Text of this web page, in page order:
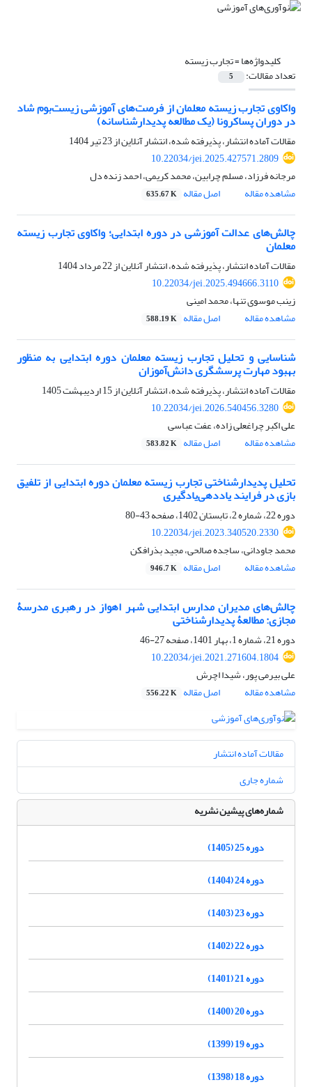
کلیدواژه‌ها =تجارب زیسته
تعداد مقالات: 5
واکاوی تجارب ‌زیسته ‌معلمان از فرصت‌های آموزشی زیست‌بوم شاد
در دوران پسا‌کرونا (یک مطالعه پدیدارشناسانه)
مقالات آماده انتشار، پذیرفته شده، انتشار آنلاین از23 تیر 1404
10.22034/jei.2025.427571.2809
مرجانه فرزاد، مسلم چرابین، محمد کریمی، احمد زنده دل
مشاهده مقاله
اصل مقاله 635.67 K
چالش‌های عدالت آموزشی در دوره ابتدایی؛ واکاوی تجارب زیسته
معلمان
مقالات آماده انتشار، پذیرفته شده، انتشار آنلاین از22 مرداد 1404
10.22034/jei.2025.494666.3110
زینب موسوی تنها، محمد امینی
مشاهده مقاله
اصل مقاله 588.19 K
شناسایی و تحلیل تجارب زیسته معلمان دوره ابتدایی به ‌منظور
بهبود مهارت پرسشگری دانش‌آموزان
مقالات آماده انتشار، پذیرفته شده، انتشار آنلاین از15 اردیبهشت 1405
10.22034/jei.2026.540456.3280
علی اکبر چراغعلی زاده، عفت عباسی
مشاهده مقاله
اصل مقاله 583.82 K
تحلیل پدیدارشناختی تجارب زیسته معلمان دوره ابتدایی از تلفیق
بازی در فرایند یاددهی‌یادگیری
دوره 22، شماره 2، تابستان 1402، صفحه
43-80
10.22034/jei.2023.340520.2330
محمد جاودانی، ساجده صالحی، مجید بذرافکن
مشاهده مقاله
اصل مقاله 946.7 K
چالش‌‏های مدیران مدارس ابتدایی شهر اهواز در رهبری مدرسۀ
مجازی: مطالعۀ پدیدارشناختی
دوره 21، شماره 1، بهار 1401، صفحه
27-46
10.22034/jei.2021.271604.1804
علی بیرمی پور، شیدا اچرش
مشاهده مقاله
اصل مقاله 556.22 K
مقالات آماده انتشار
شماره جاری
شماره‌های پیشین نشریه
دوره 25 (1405)
دوره 24 (1404)
دوره 23 (1403)
دوره 22 (1402)
دوره 21 (1401)
دوره 20 (1400)
دوره 19 (1399)
دوره 18 (1398)